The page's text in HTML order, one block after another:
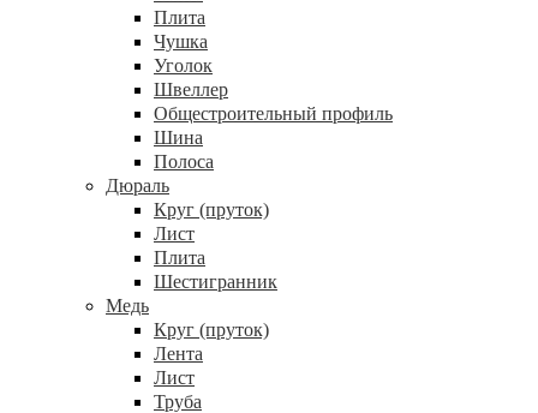
Плита
Чушка
Уголок
Швеллер
Общестроительный профиль
Шина
Полоса
Дюраль
Круг (пруток)
Лист
Плита
Шестигранник
Медь
Круг (пруток)
Лента
Лист
Труба